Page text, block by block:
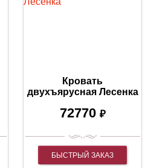
Кровать
двухъярусная Лесенка
72770 ₽
БЫСТРЫЙ ЗАКАЗ